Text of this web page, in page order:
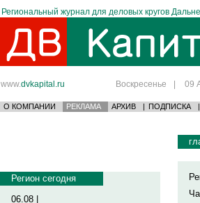
Региональный журнал для деловых кругов
www.dvkapital.ru Воскресенье | 09
О КОМПАНИИ РЕКЛАМА АРХИВ | ПОДПИСКА |
Регион сегодня
06.08 |